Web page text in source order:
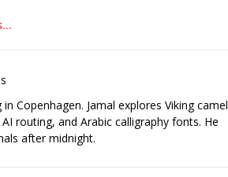
Copenhagen. Jamal explores Viking camel
routing, and Arabic calligraphy fonts. He
after midnight.